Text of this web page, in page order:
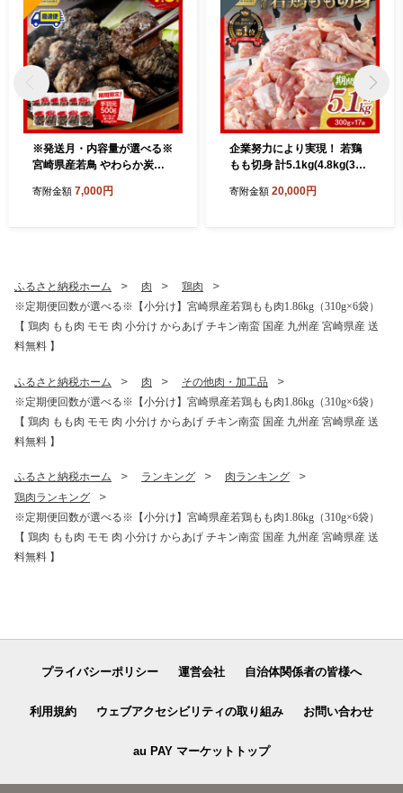
※発送月・内容量が選べる※
宮崎県産若鳥 やわらか炭火
み手羽元500gあり・なしが
寄附金額 7,000円
企業努力により実現！ 若鶏
もも切身 計5.1kg(4.8kg(300
産 鶏肉 肉 とり もも肉 モモ
寄附金額 20,000円
ふるさと納税ホーム 肉
鶏肉
※定期便回数が選べる※【小分け】宮崎県産若鶏もも肉1.86kg（310g×6袋）
【 鶏肉 もも肉 モモ 肉 小分け からあげ チキン南蛮 国産 九州産 宮崎県産 送
料無料 】
ふるさと納税ホーム 肉
その他肉・加工品
※定期便回数が選べる※【小分け】宮崎県産若鶏もも肉1.86kg（310g×6袋）
【 鶏肉 もも肉 モモ 肉 小分け からあげ チキン南蛮 国産 九州産 宮崎県産 送
料無料 】
ふるさと納税ホーム ランキング
肉ランキング
鶏肉ランキング
※定期便回数が選べる※【小分け】宮崎県産若鶏もも肉1.86kg（310g×6袋）
【 鶏肉 もも肉 モモ 肉 小分け からあげ チキン南蛮 国産 九州産 宮崎県産 送
料無料 】
プライバシーポリシー 運営会社 自治体関係者の皆様へ
利用規約 ウェブアクセシビリティの取り組み お問い合わせ
au PAY マーケットトップ